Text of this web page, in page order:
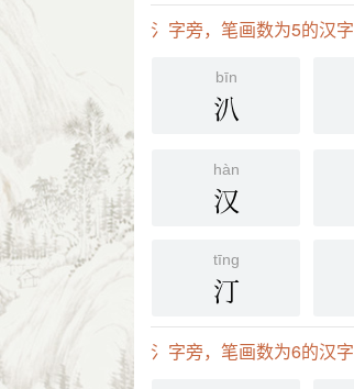
氵字旁，笔画数为5的汉字
bīn
汃
hàn
汉
tīng
汀
氵字旁，笔画数为6的汉字